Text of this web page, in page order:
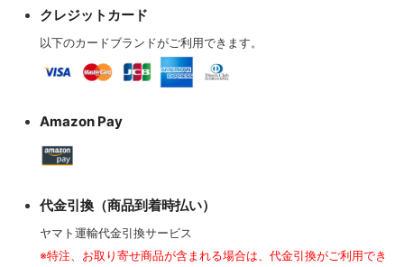
クレジットカード
以下のカードブランドがご利用できます。
Amazon Pay
代金引換（商品到着時払い）
ヤマト運輸代金引換サービス
※特注、お取り寄せ商品が含まれる場合は、代金引換がご利用でき